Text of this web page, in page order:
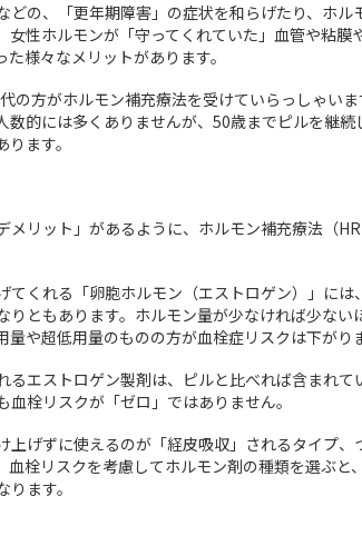
どの、「更年期障害」の症状を和らげたり、ホル
女性ホルモンが「守ってくれていた」血管や粘膜
様々なメリットがあります。
の方がホルモン補充療法を受けていらっしゃい
数的には多くありませんが、50歳までピルを継
ます。
メリット」があるように、ホルモン補充療法（
てくれる「卵胞ホルモン（エストロゲン）」には
りともあります。ホルモン量が少なければ少ない
や超低用量のものの方が血栓症リスクは下がり
るエストロゲン製剤は、ピルと比べれば含まれて
栓リスクが「ゼロ」ではありません。
上げずに使えるのが「経皮吸収」されるタイプ、
血栓リスクを考慮してホルモン剤の種類を選ぶと
ます。